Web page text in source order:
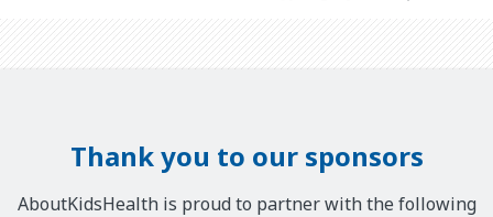
Thank you to our sponsors
AboutKidsHealth is proud to partner with the following